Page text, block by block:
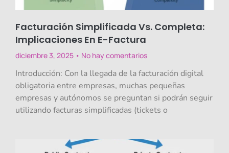
Facturación Simplificada Vs. Completa:
Implicaciones En E-Factura
diciembre 3, 2025 No hay comentarios
Introducción: Con la llegada de la facturación digital
obligatoria entre empresas, muchas pequeñas
empresas y autónomos se preguntan si podrán seguir
utilizando facturas simplificadas (tickets o